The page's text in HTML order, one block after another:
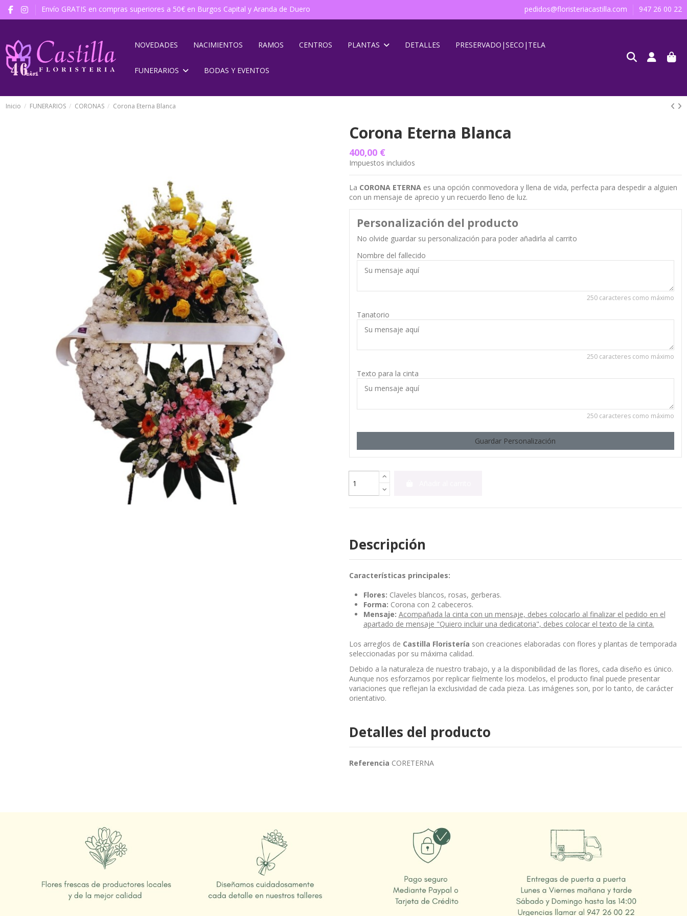
Envío GRATIS en compras superiores a 50€ en Burgos Capital y Aranda de Duero pedidos@floristeriacastilla.com 947 26 00 22
NOVEDADES NACIMIENTOS RAMOS CENTROS PLANTAS DETALLES PRESERVADO|SECO|TELA
FUNERARIOS BODAS Y EVENTOS
Inicio FUNERARIOS CORONAS Corona Eterna Blanca
Corona Eterna Blanca
400,00 €
Impuestos incluidos
La CORONA ETERNAes una opción conmovedora y llena de vida, perfecta para despedir a alguien
con un mensaje de aprecio y un recuerdo lleno de luz.
Personalización del producto
No olvide guardar su personalización para poder añadirla al carrito
Nombre del fallecido
250 caracteres como máximo
Tanatorio
250 caracteres como máximo
Texto para la cinta
250 caracteres como máximo
Guardar Personalización
Descripción
Características principales:
Flores: Claveles blancos, rosas, gerberas.
Forma: Corona con 2 cabeceros.
Mensaje: Acompañada la cinta con un mensaje, debes colocarlo al finalizar el pedido en el
apartado de mensaje "Quiero incluir una dedicatoria", debes colocar el texto de la cinta.
Los arreglos de Castilla Floristería son creaciones elaboradas con flores y plantas de temporada
seleccionadas por su máxima calidad.
Debido a la naturaleza de nuestro trabajo, y a la disponibilidad de las flores, cada diseño es único.
Aunque nos esforzamos por replicar fielmente los modelos, el producto final puede presentar
variaciones que reflejan la exclusividad de cada pieza. Las imágenes son, por lo tanto, de carácter
orientativo.
Detalles del producto
Referencia CORETERNA